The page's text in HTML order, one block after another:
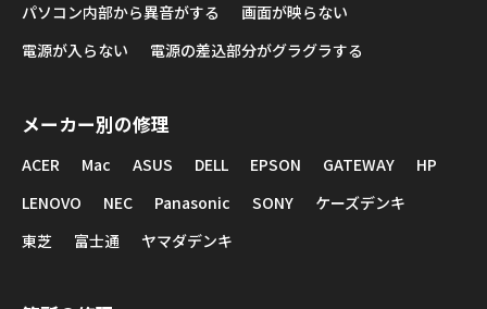
パソコン内部から異音がする
画面が映らない
電源が入らない
電源の差込部分がグラグラする
メーカー別の修理
ACER Mac ASUS DELL EPSON GATEWAY
HP
LENOVO
NEC Panasonic SONY
ケーズデンキ
東芝
富士通 ヤマダデンキ